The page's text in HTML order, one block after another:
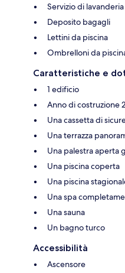
Servizio di
Deposito bagagli
Lettini da piscina
Ombrelloni da
Caratteristiche e
1 edificio
Anno di costruzione
Una cassetta di
Una terrazza
Una palestra aperta
Una piscina coperta
Una piscina
Una spa
Una sauna
Un bagno turco
Accessibilità
Ascensore